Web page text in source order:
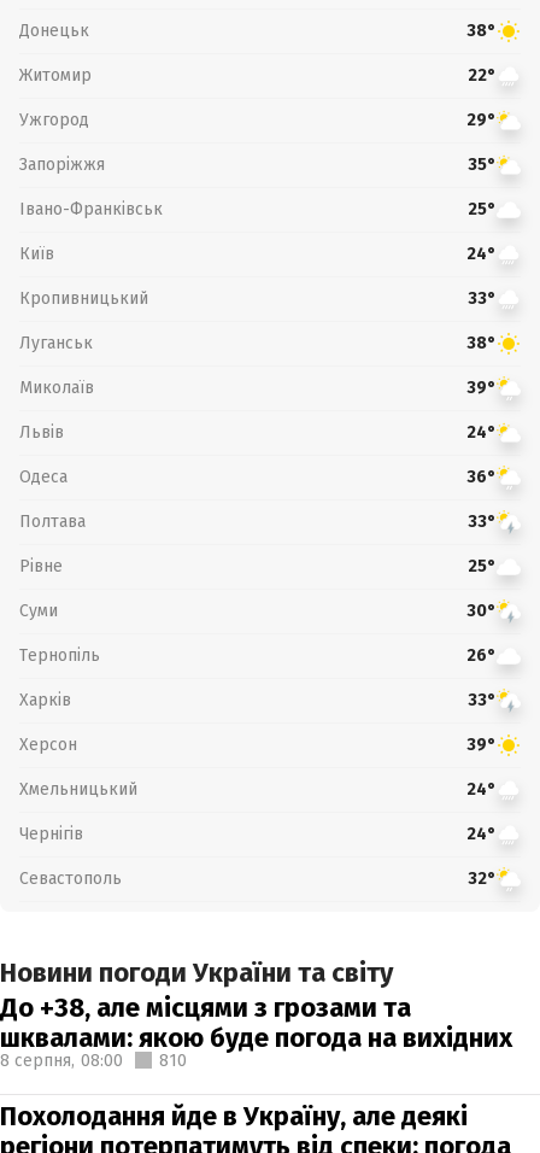
Донецьк 38°
Житомир 22°
Ужгород 29°
Запоріжжя 35°
Івано-Франківськ 25°
Київ 24°
Кропивницький 33°
Луганськ 38°
Миколаїв 39°
Львів 24°
Одеса 36°
Полтава 33°
Рівне 25°
Суми 30°
Тернопіль 26°
Харків 33°
Херсон 39°
Хмельницький 24°
Чернігів 24°
Севастополь 32°
Новини погоди України та світу
До +38, але місцями з грозами та
шквалами: якою буде погода на вихідних
8 серпня, 08:00 810
Похолодання йде в Україну, але деякі
регіони потерпатимуть від спеки: погода